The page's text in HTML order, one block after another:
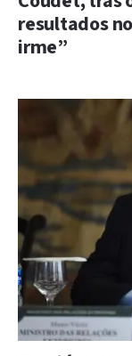
resultados
irme”